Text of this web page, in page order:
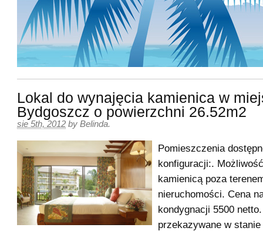
Lokal do wynajęcia kamienica w
Bydgoszcz o powierzchni 26.52m2
sie 5th, 2012 by Belinda.
Pomieszczenia
konfiguracji:.
kamienicą poza
nieruchomości. Cena
kondygnacji 5500
przekazywane w